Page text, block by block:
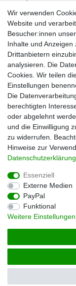
Optrel
Pressol
Telwin
Mehr über uns
Zahlungsarten
Versand
Kontakt
Unsere
Impressum
Wir verwenden
Website und
Besucher:innen
Inhalte und
Drittanbietern
analysieren. Die
Cookies. Wir teilen
Einstellungen
Die
berechtigten
oder abgelehnt
und die Einwilligung
zu widerrufen.
Hinweise zur
Daten­schutz­erklärung
Essenziell
Externe Medien
PayPal
Funktional
Weitere Einstellungen